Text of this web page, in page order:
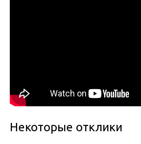
Некоторые отклики